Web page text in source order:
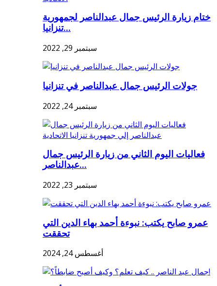
ختام زيارة الرئيس جمال عبدالناصر لجمهورية
تنزانيا...
سبتمبر 29, 2022
جولات الرئيس جمال عبدالناصر في تنزانيا
سبتمبر 24, 2022
فعاليات اليوم الثاني من زيارة الرئيس جمال
عبدالناصر...
سبتمبر 23, 2022
عمرو صابح يكتب: نبوءة أحمد بهاء الدين التي
تحققت
أغسطس 24, 2024